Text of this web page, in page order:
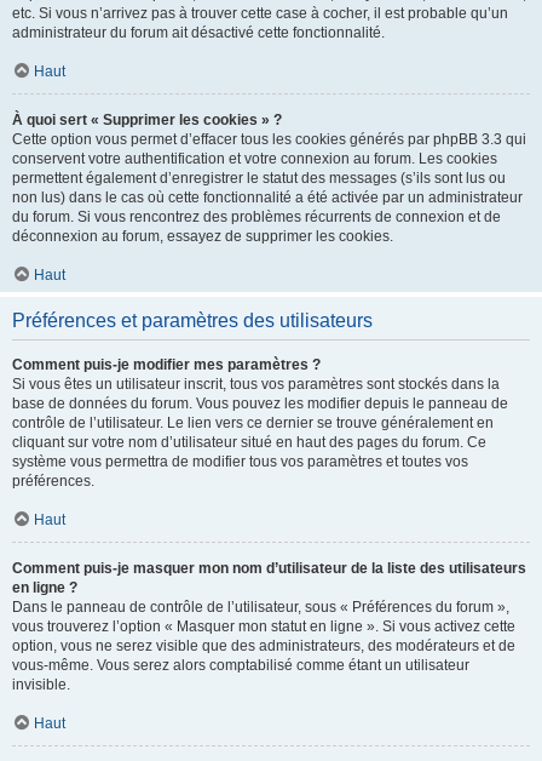
etc. Si vous n’arrivez pas à trouver cette case à cocher, il est probable qu’un
administrateur du forum ait désactivé cette fonctionnalité.
Haut
À quoi sert « Supprimer les cookies » ?
Cette option vous permet d’effacer tous les cookies générés par phpBB 3.3 qui
conservent votre authentification et votre connexion au forum. Les cookies
permettent également d’enregistrer le statut des messages (s’ils sont lus ou
non lus) dans le cas où cette fonctionnalité a été activée par un administrateur
du forum. Si vous rencontrez des problèmes récurrents de connexion et de
déconnexion au forum, essayez de supprimer les cookies.
Haut
Préférences et paramètres des utilisateurs
Comment puis-je modifier mes paramètres ?
Si vous êtes un utilisateur inscrit, tous vos paramètres sont stockés dans la
base de données du forum. Vous pouvez les modifier depuis le panneau de
contrôle de l’utilisateur. Le lien vers ce dernier se trouve généralement en
cliquant sur votre nom d’utilisateur situé en haut des pages du forum. Ce
système vous permettra de modifier tous vos paramètres et toutes vos
préférences.
Haut
Comment puis-je masquer mon nom d’utilisateur de la liste des utilisateurs
en ligne ?
Dans le panneau de contrôle de l’utilisateur, sous « Préférences du forum »,
vous trouverez l’option « Masquer mon statut en ligne ». Si vous activez cette
option, vous ne serez visible que des administrateurs, des modérateurs et de
vous-même. Vous serez alors comptabilisé comme étant un utilisateur
invisible.
Haut